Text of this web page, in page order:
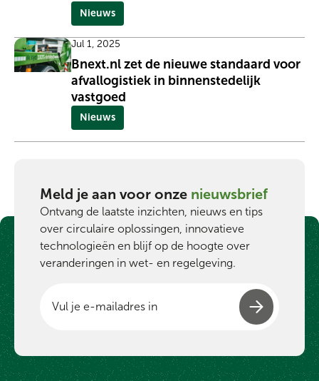
Nieuws
Jul 1, 2025
Bnext.nl zet de nieuwe standaard voor
afvallogistiek in binnenstedelijk
vastgoed
Nieuws
Meld je aan voor onze nieuwsbrief
Ontvang de laatste inzichten, nieuws en tips
over circulaire oplossingen, innovatieve
technologieën en blijf op de hoogte over
veranderingen in wet- en regelgeving.